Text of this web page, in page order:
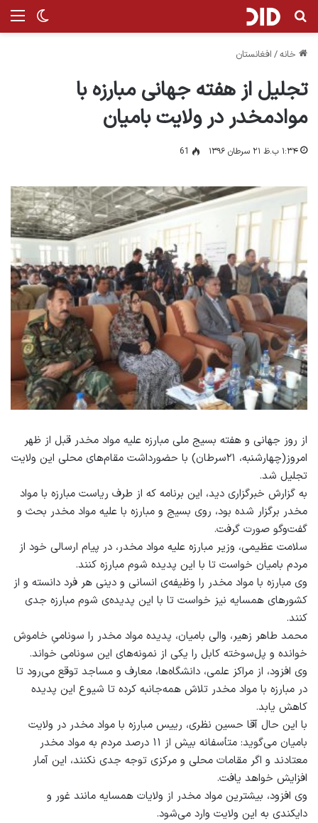
تغییر جستجو برای
خانه/ افغانستان
تجلیل از هفته جهانی مبارزه با
موادمخدر در ولایت بامیان
۱:۳۴ ب.ظ ۲۱ سرطان ۱۳۹۶ 61
از روز جهانی و هفته بسیج ملی مبارزه علیه مواد مخدر قبل از ظهر
امروز(چهارشنبه، ۲۱سرطان) با حضورداشت مقام‌های محلی این ولایت
تجلیل شد.
به گزارش خبرگزاری دید، این برنامه که از طرف ریاست مبارزه با مواد
مخدر برگزار شده بود، روی بسیج و مبارزه با علیه مواد مخدر بحث و
گفت‌وگو صورت گرفت.
سلامت عظیمی، وزیر مبارزه علیه مواد مخدر، در پیام ارسالی خود از
مردم بامیان خواست تا با این پدیده شوم مبارزه کنند.
وی مبارزه با مواد مخدر را وظیفه‌ی انسانی و دینی هر فرد دانسته و از
کشورهای همسایه نیز خواست تا با این پدیده‌ی شوم مبارزه جدی
کنند.
محمد طاهر زهیر، والی بامیان، پدیده مواد مخدر را سونامیِ خاموش
خوانده و پل‌سوخته کابل را یکی از نمونه‌‌های این سونامی خواند.
وی افزود، از مراکز علمی، دانشگاه‌ها، معارف و مساجد توقع می‌رود تا
در مبارزه با مواد مخدر تلاش همه‌جانبه کرده تا شیوع این پدیده
کاهش یابد.
با این حال آقا حسین نظری، رییس مبارزه با مواد مخدر در ولایت
بامیان می‌گوید: متأسفانه بیش از ۱۱ درصد مردم به مواد مخدر
معتادند و اگر مقامات محلی و مرکزی توجه جدی نکنند، این آمار
افزایش خواهد یافت.
وی افزود، بیشترین مواد مخدر از ولایات همسایه مانند غور و
دایکندی به این ولایت وارد می‌شود.